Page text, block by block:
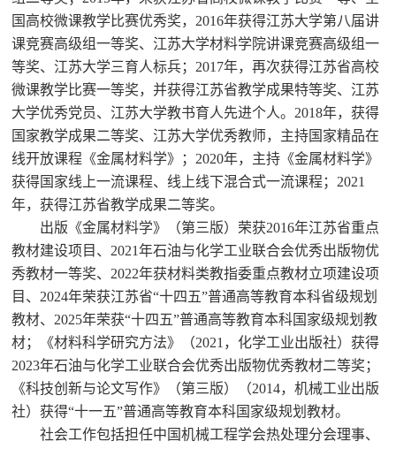
国高校微课教学比赛优秀奖，2016年获得江苏大学第八届讲
课竞赛高级组一等奖、江苏大学材料学院讲课竞赛高级组一
等奖、江苏大学三育人标兵；2017年，再次获得江苏省高校
微课教学比赛一等奖，并获得江苏省教学成果特等奖、江苏
大学优秀党员、江苏大学教书育人先进个人。2018年，获得
国家教学成果二等奖、江苏大学优秀教师，主持国家精品在
线开放课程《金属材料学》；2020年，主持《金属材料学》
获得国家线上一流课程、线上线下混合式一流课程；2021
年，获得江苏省教学成果二等奖。
出版《金属材料学》（第三版）荣获2016年江苏省重点
教材建设项目、2021年石油与化学工业联合会优秀出版物优
秀教材一等奖、2022年获材料类教指委重点教材立项建设项
目、2024年荣获江苏省“十四五”普通高等教育本科省级规划
教材、2025年荣获“十四五”普通高等教育本科国家级规划教
材；《材料科学研究方法》（2021，化学工业出版社）获得
2023年石油与化学工业联合会优秀出版物优秀教材二等奖；
《科技创新与论文写作》（第三版）（2014，机械工业出版
社）获得“十一五”普通高等教育本科国家级规划教材。
社会工作包括担任中国机械工程学会热处理分会理事、